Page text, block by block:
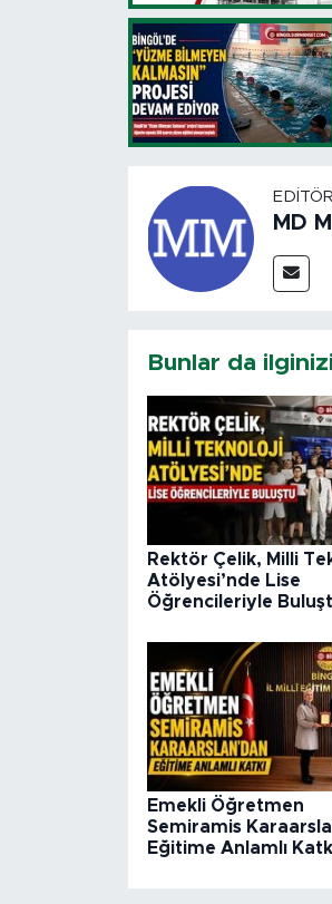
MD
Bunlar da
Rektör Çelik, Milli
Atölyesi’nde Lise
Öğrencileriyle
Emekli Öğretmen
Semiramis
Eğitime Anlamlı